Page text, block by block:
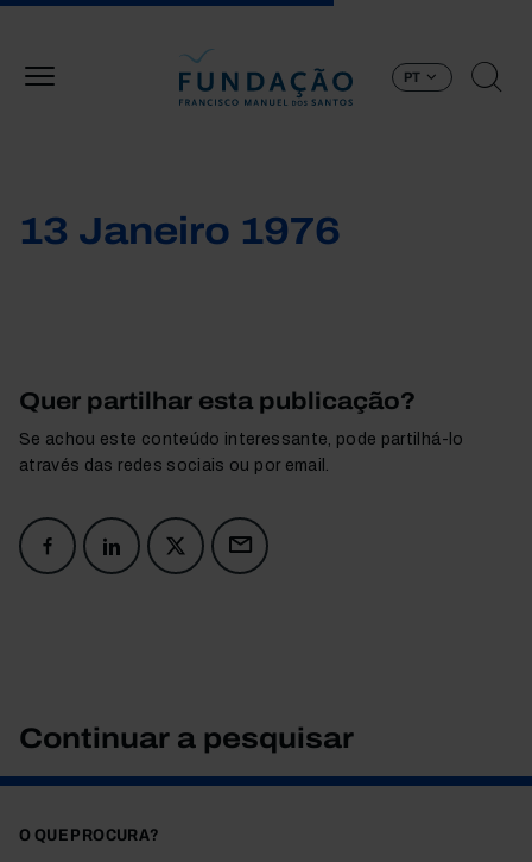
PT
13 Janeiro 1976
Quer partilhar esta publicação?
Se achou este conteúdo interessante, pode partilhá-lo
através das redes sociais ou por email.
Continuar a pesquisar
O QUE PROCURA?